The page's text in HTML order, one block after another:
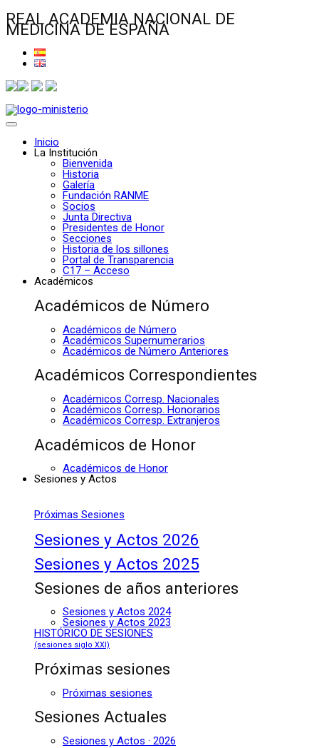
REAL ACADEMIA NACIONAL DE
MEDICINA DE ESPAÑA
Inicio
La Institución
Bienvenida
Historia
Galería
Fundación RANME
Socios
Junta Directiva
Presidentes de Honor
Secciones
Historia de los sillones
Portal de Transparencia
C17 – Acceso
Académicos
Académicos de Número
Académicos de Número
Académicos Supernumerarios
Académicos de Número Anteriores
Académicos Correspondientes
Académicos Corresp. Nacionales
Académicos Corresp. Honorarios
Académicos Corresp. Extranjeros
Académicos de Honor
Académicos de Honor
Sesiones y Actos
Próximas Sesiones
Sesiones y Actos 2026
Sesiones y Actos 2025
Sesiones de años anteriores
Sesiones y Actos 2024
Sesiones y Actos 2023
HISTÓRICO DE SESIONES
(sesiones siglo XXI)
Próximas sesiones
Próximas sesiones
Sesiones Actuales
Sesiones y Actos · 2026